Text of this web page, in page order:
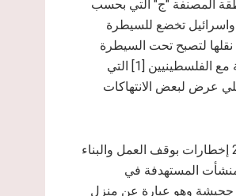
المصنفة "ج" التي بحسب
الوطنية الفلسطينية واسرائيل تخضع للسيطرة
نقلها لتصبح تحت السيطرة
الفلسطينية الكاملة لولا المماطلات الاسرائيلية والتعمد في عدم تنفيذ الاتفاقيات الموقعة مع الفلسطينيين [1] التي
عرض لبعض الانتهاكات
سلمت سلطات الاحتلال الاسرائيلي بتاريخ السادس عشر من شهر شباط من العام 2014 إخطارات بوقف العمل والبناء
المستهدفة في
جحيشة وهو عبارة عن منزل